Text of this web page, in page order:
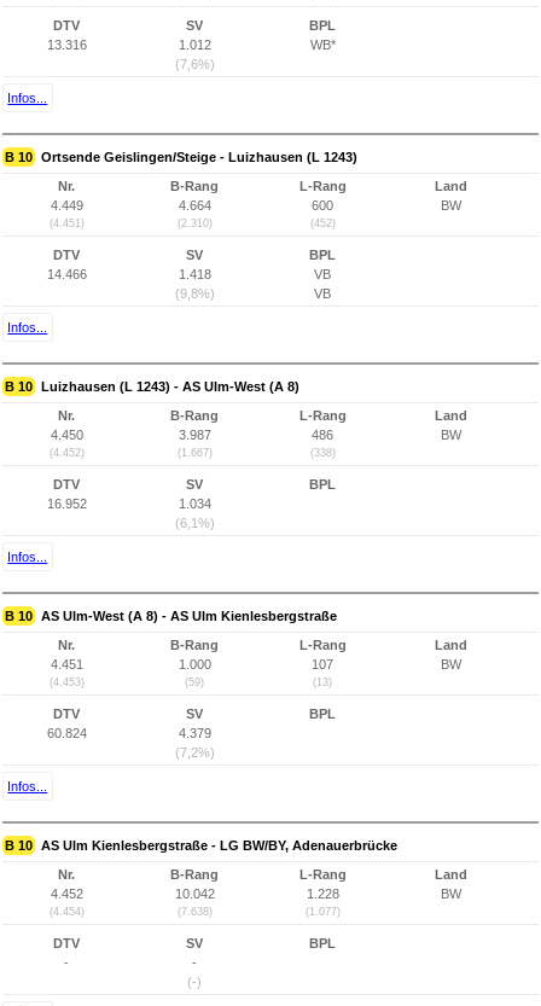
DTV
13.316
SV
1.012
(7,6%)
BPL
WB*
Infos...
B 10 Ortsende Geislingen/Steige - Luizhausen (L 1243)
Nr.
4.449
(4.451)
B-Rang
4.664
(2.310)
L-Rang
600
(452)
Land
BW
DTV
14.466
SV
1.418
(9,8%)
BPL
VB
VB
Infos...
B 10 Luizhausen (L 1243) - AS Ulm-West (A 8)
Nr.
4.450
(4.452)
B-Rang
3.987
(1.667)
L-Rang
486
(338)
Land
BW
DTV
16.952
SV
1.034
(6,1%)
BPL
Infos...
B 10 AS Ulm-West (A 8) - AS Ulm Kienlesbergstraße
Nr.
4.451
(4.453)
B-Rang
1.000
(59)
L-Rang
107
(13)
Land
BW
DTV
60.824
SV
4.379
(7,2%)
BPL
Infos...
B 10 AS Ulm Kienlesbergstraße - LG BW/BY, Adenauerbrücke
Nr.
4.452
(4.454)
B-Rang
10.042
(7.638)
L-Rang
1.228
(1.077)
Land
BW
DTV
-
SV
-
(-)
BPL